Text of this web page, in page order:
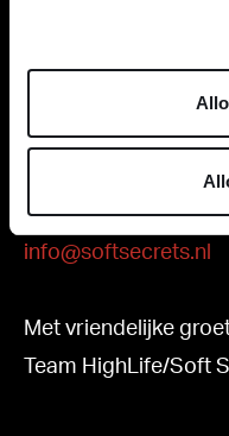
ontvangt u per
Email uw
adres, graag met
contactpersoon en
info@softsecrets.nl
Met vriendelijke
Team HighLife/Soft